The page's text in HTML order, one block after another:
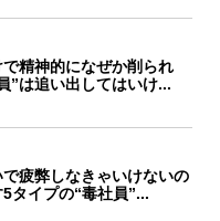
で精神的になぜか削られ
”は追い出してはいけ...
で疲弊しなきゃいけないの
タイプの“毒社員”...